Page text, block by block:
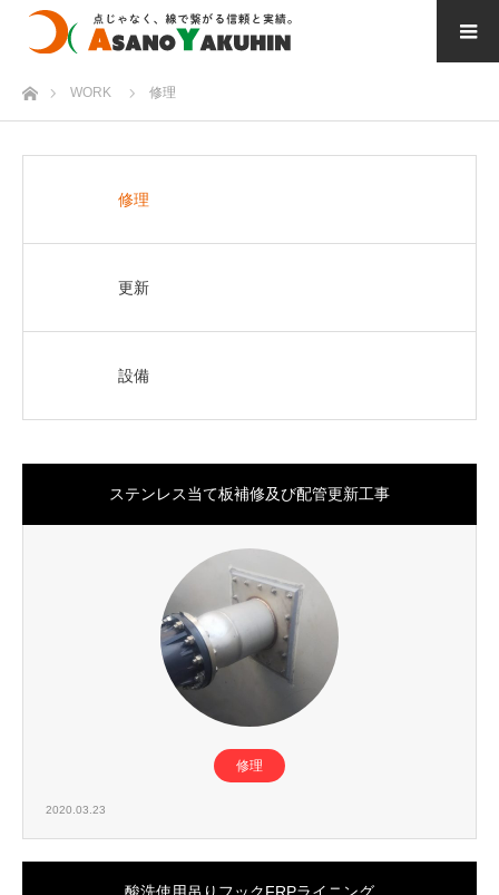
ホームWORK 修理
修理
更新
設備
ステンレス当て板補修及び配管更新工事
修理
2020.03.23